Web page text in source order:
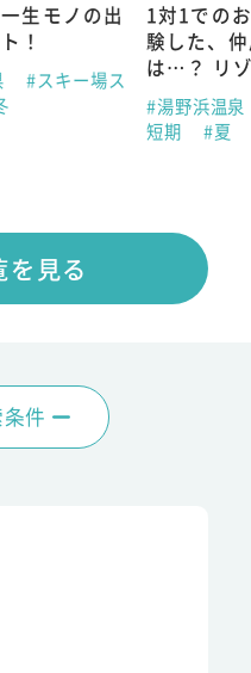
生モノの出
！
#スキー場ス
1対1での
験した、
は…？ リ
#湯野浜温泉
短期
#夏
見る
件